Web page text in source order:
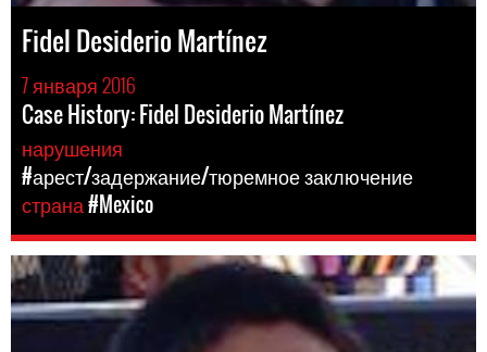
Fidel Desiderio Martínez
7 января 2016
Case History: Fidel Desiderio Martínez
нарушения
#арест/задержание/тюремное заключение
страна#Mexico